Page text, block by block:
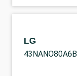
LG
43NANO80A6B